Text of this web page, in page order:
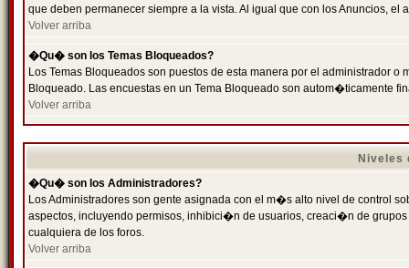
que deben permanecer siempre a la vista. Al igual que con los Anuncios,
Volver arriba
�Qu� son los Temas Bloqueados?
Los Temas Bloqueados son puestos de esta manera por el administrador
Bloqueado. Las encuestas en un Tema Bloqueado son autom�ticamente
Volver arriba
Niveles
�Qu� son los Administradores?
Los Administradores son gente asignada con el m�s alto nivel de control
aspectos, incluyendo permisos, inhibici�n de usuarios, creaci�n de
cualquiera de los foros.
Volver arriba